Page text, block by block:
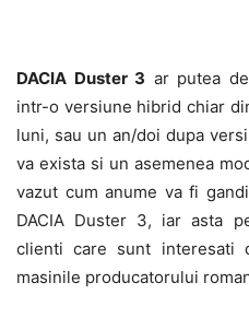
DACIA Duster 3 ar putea
intr-o versiune hibrid chiar
luni, sau un an/doi dupa
va exista si un asemenea
vazut cum anume va fi
DACIA Duster 3, iar asta
clienti care sunt interesati
masinile producatorului